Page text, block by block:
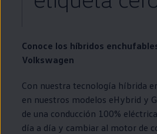
Conoce los híbridos
Volkswagen
Con nuestra tecnología híbrida
en nuestros modelos eHybrid y
de una conducción 100% eléctrica
día a día y cambiar al motor de